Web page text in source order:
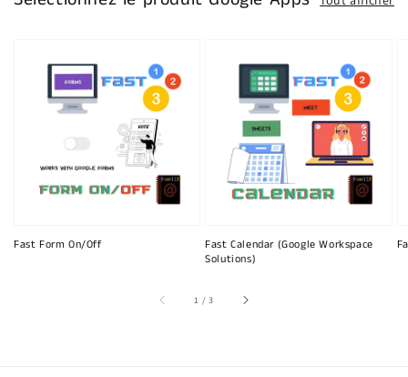
Fast Form On/Off
Fast Calendar (Google Workspace
Solutions)
1 /sur
3